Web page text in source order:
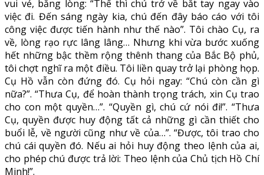
vui vẻ, bằng lòng: “Thế thì chú trở về bắt tay ngay vào
việc đi. Đến sáng ngày kia, chú đến đây báo cáo với tôi
công việc được tiến hành như thế nào”. Tôi chào Cụ, ra
về, lòng rạo rực lâng lâng… Nhưng khi vừa bước xuống
hết những bậc thềm rộng thênh thang của Bắc Bộ phủ,
tôi chợt nghĩ ra một điều. Tôi liền quay trở lại phòng họp.
Cụ Hồ vẫn còn đứng đó. Cụ hỏi ngay: “Chú còn cần gì
nữa?”. “Thưa Cụ, để hoàn thành trọng trách, xin Cụ trao
cho con một quyền…”. “Quyền gì, chú cứ nói đi!”. “Thưa
Cụ, quyền được huy động tất cả những gì cần thiết cho
buổi lễ, về người cũng như về của…”. “Được, tôi trao cho
chú cái quyền đó. Nếu ai hỏi huy động theo lệnh của ai,
cho phép chú được trả lời: Theo lệnh của Chủ tịch Hồ Chí
Minh!”.